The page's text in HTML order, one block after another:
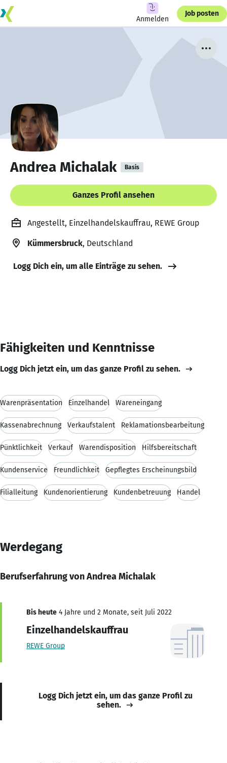
Anmelden
Job posten
Andrea Michalak Basis
Ganzes Profil ansehen
Angestellt, Einzelhandelskauffrau, REWE Group
Kümmersbruck, Deutschland
Logg Dich ein, um alle Einträge zu sehen.
Fähigkeiten und Kenntnisse
Logg Dich jetzt ein, um das ganze Profil zu sehen.
Warenpräsentation Einzelhandel Wareneingang
Kassenabrechnung Verkaufstalent Reklamationsbearbeitung
Pünktlichkeit Verkauf Warendisposition Hilfsbereitschaft
Kundenservice Freundlichkeit Gepflegtes Erscheinungsbild
Filialleitung Kundenorientierung Kundenbetreuung Handel
Werdegang
Berufserfahrung von Andrea Michalak
Bis heute 4 Jahre und 2 Monate, seit Juli 2022
Einzelhandelskauffrau
REWE Group
Logg Dich jetzt ein, um das ganze Profil zu
sehen.